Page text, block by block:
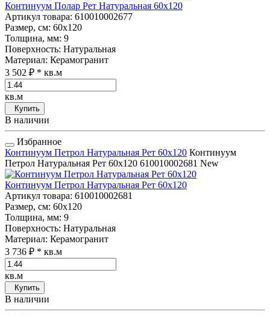
Континуум Полар Рет Натуральная 60x120
Артикул товара: 610010002677
Размер, см: 60x120
Толщина, мм: 9
Поверхность: Натуральная
Материал: Керамогранит
3 502 ₽ * кв.м
кв.м
Купить
В наличии
Избранное
Континуум Петрол Натуральная Рет 60x120 Континуум
Петрол Натуральная Рет 60x120 610010002681 New
Континуум Петрол Натуральная Рет 60x120
Артикул товара: 610010002681
Размер, см: 60x120
Толщина, мм: 9
Поверхность: Натуральная
Материал: Керамогранит
3 736 ₽ * кв.м
кв.м
Купить
В наличии